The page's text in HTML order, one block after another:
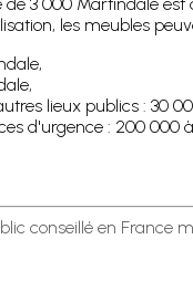
les meubles
lieux publics : 30
d'urgence : 200 000
conseillé en France